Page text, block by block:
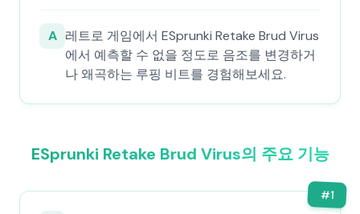
A 레트로 게임에서 ESprunki Retake Brud Virus
에서 예측할 수 없을 정도로 음조를 변경하거
나 왜곡하는 루핑 비트를 경험해보세요.
ESprunki Retake Brud Virus의 주요 기능
#1